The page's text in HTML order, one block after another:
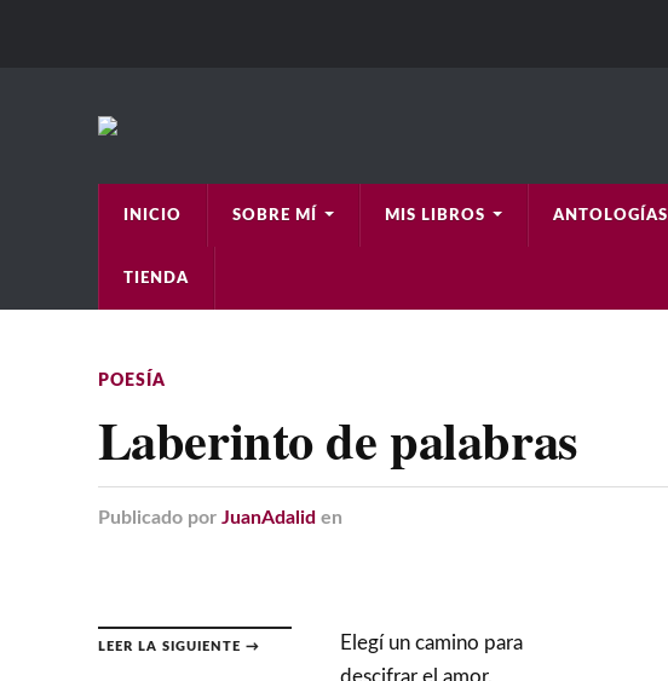
INICIO SOBRE MÍ MIS LIBROS ANTOLOGÍAS
TIENDA
POESÍA
Laberinto de palabras
Publicado por JuanAdalid en
LEER LA SIGUIENTE →
Elegí un camino para
descifrar el amor,